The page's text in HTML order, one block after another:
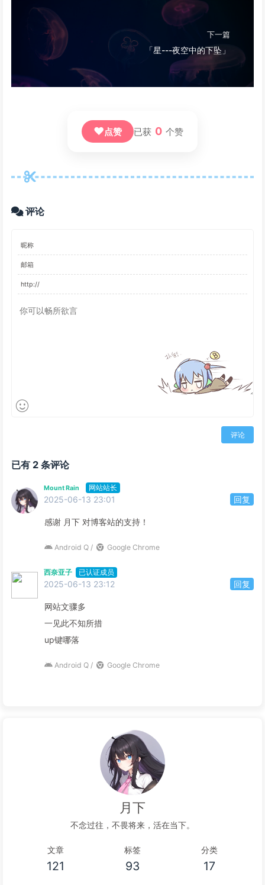
下一篇
「星---夜空中的下坠」
❤点赞 已获 0 个赞
评论
评论
已有 2 条评论
Mount Rain 网站站长
2025-06-13 23:01 回复
感谢 月下 对博客站的支持！
Android Q / Google Chrome
西奈亚子 已认证成员
2025-06-13 23:12 回复
网站文骤多
一见此不知所措
up键哪落
Android Q / Google Chrome
月下
不念过往，不畏将来，活在当下。
文章
121
标签
93
分类
17